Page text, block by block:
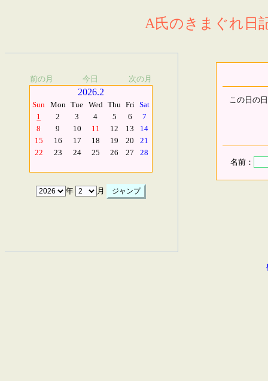
A氏のきまぐれ日
前の月 今日 次の月
2026.2
Sun Mon Tue Wed Thu Fri Sat
1
2 3 4 5 6
7
8
9 10 11 12 13
14
15
16 17 18 19 20
21
22
23 24 25 26 27 28
年 月
この日の
名前：